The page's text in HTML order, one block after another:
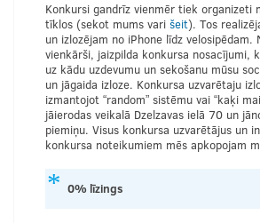
Konkursi gandrīz vienmēr tiek organizeti
tīklos (sekot mums vari šeit). Tos
un izlozējam no iPhone līdz
vienkārši, jaizpilda konkursa nosacījumi,
uz kādu uzdevumu un sekošanu mūsu
un jāgaida izloze. Konkursa uzvarētaju
izmantojot “random” sistēmu vai “kaķi
jāierodas veikalā Dzelzavas ielā 70 un
piemiņu. Visus konkursa uzvarētājus un
konkursa noteikumiem mēs apkopojam
0% līzings